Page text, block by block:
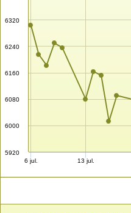
5920
6000
6080
6160
6240
6320
6 jul. 13 jul.